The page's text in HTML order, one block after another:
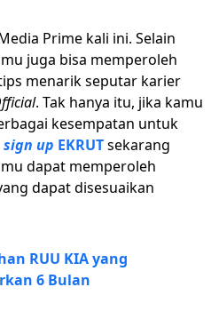
Prime kali ini. Selain
juga bisa memperoleh
menarik seputar karier
. Tak hanya itu, jika kamu
kesempatan untuk
sign up EKRUTsekarang
dapat memperoleh
dapat disesuaikan